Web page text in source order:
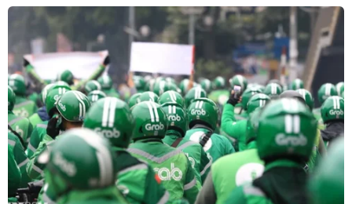
Phó Thủ tướng Prawit Wongsuwon. (Nguồn: bangkokpost)
Theo phóng viên TTXVN tại Bangkok, ngày 24/8,
người phát ngôn Chính phủ Thái Lan Anucha
Burapachaisri cho biết Phó Thủ tướng Prawit